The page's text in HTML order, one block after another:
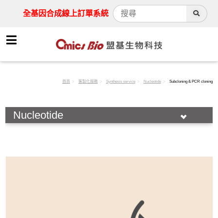
全基因合成線上訂單系統
首頁 客製化服務 Synthesis service Nucleotide Subcloning & PCR cloning
Nucleotide